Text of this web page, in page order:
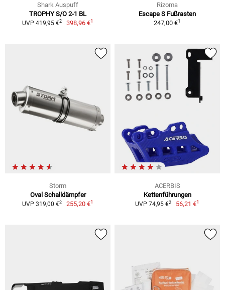
Shark Auspuff
TROPHY S/O 2-1 BL
UVP 419,95 €2 398,96 €1
Rizoma
Escape S Fußrasten
247,00 €1
Storm
Oval Schalldämpfer
UVP 319,00 €2 255,20 €1
ACERBIS
Kettenführungen
UVP 74,95 €2 56,21 €1